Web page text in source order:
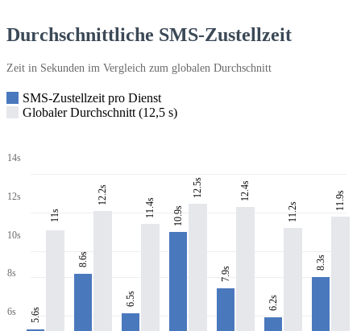
Durchschnittliche SMS-Zustellzeit
Zeit in Sekunden im Vergleich zum globalen Durchschnitt
SMS-Zustellzeit pro Dienst
Globaler Durchschnitt (12,5 s)
14s
12s
10s
8s
6s 5.6s
11s
8.6s
12.2s
6.5s
11.4s 10.9s
12.5s
7.9s
12.4s
6.2s
11.2s
8.3s
11.9s